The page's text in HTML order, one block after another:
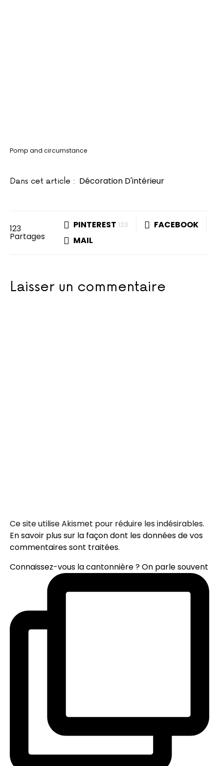
Pomp and circumstance
Dans cet article : Décoration D'intérieur
123
Partages
PINTEREST 123
FACEBOOK
MAIL
Laisser un commentaire
Ce site utilise Akismet pour réduire les indésirables.
En savoir plus sur la façon dont les données de vos
commentaires sont traitées.
Connaissez-vous la cantonnière ? On parle souvent